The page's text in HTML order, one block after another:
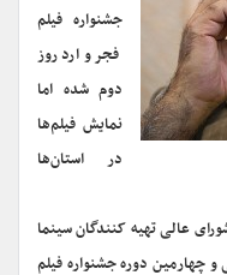
جشنواره فیلم
فجر وارد روز
دوم شده اما
نمایش فیلم‌ها
در استان‌ها
عالی تهیه کنندگان سینما
چهارمین دوره جشنواره فیلم